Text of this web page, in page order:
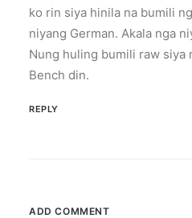
ko rin siya hinila na bumili
niyang German. Akala nga
Nung huling bumili raw siya
Bench din.
REPLY
ADD COMMENT